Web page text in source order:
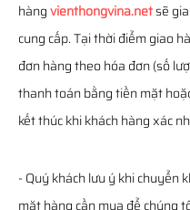
hàngvienthongvina.netsẽ
cung cấp. Tại thời điểm giao
đơn hàng theo hóa đơn (số
thanh toán bằng tiền mặt
kết thúc khi khách hàng xác
- Quý khách lưu ý khi chuyển
mặt hàng cần mua để chúng